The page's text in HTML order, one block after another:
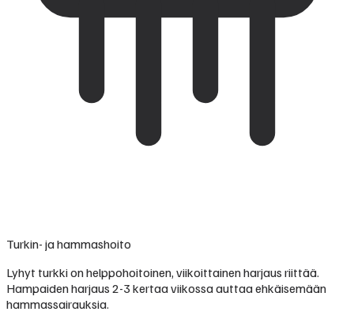
Turkin- ja hammashoito
Lyhyt turkki on helppohoitoinen, viikoittainen harjaus riittää.
Hampaiden harjaus 2-3 kertaa viikossa auttaa ehkäisemään
hammassairauksia.